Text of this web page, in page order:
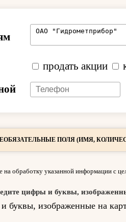
продать акции
ПОЛЯ (ИМЯ,
на обработку указанной информации с
цифры и буквы,